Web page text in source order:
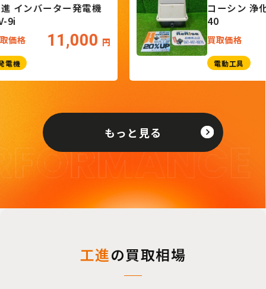
工進 インバーター発電機
買取価格 11,000
発電機
コー
買取価
電動工
もっと見る
工進の買取相場